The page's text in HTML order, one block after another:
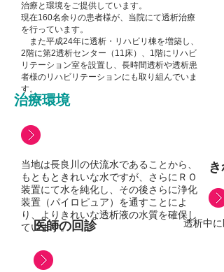
治療と環境をご提供しています。
現在160名余りの患者様が、当院にて透析治療
を行っています。
また平成24年に透析・リハビリ棟を増築し、
2階に第2透析センター（11床）、1階にリハビ
リテーション室を設置し、長時間透析や透析患
者様のリハビリテーションにも取り組んでいま
す。
治療環境
当地は長良川の伏流水であることから、
もともときれいな水ですが、さらにＲＯ
装置にて水を純化し、その後さらに浄化
装置（パイロピュア）を通すことによ
り、よりきれいな透析液の水質を確保し
ています。
き
透析中
医師の回診